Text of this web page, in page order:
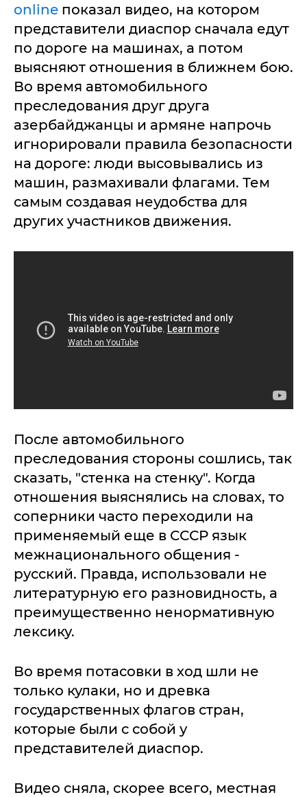
online показал видео, на котором
представители диаспор сначала едут
по дороге на машинах, а потом
выясняют отношения в ближнем бою.
Во время автомобильного
преследования друг друга
азербайджанцы и армяне напрочь
игнорировали правила безопасности
на дороге: люди высовывались из
машин, размахивали флагами. Тем
самым создавая неудобства для
других участников движения.
После автомобильного
преследования стороны сошлись, так
сказать, "стенка на стенку". Когда
отношения выяснялись на словах, то
соперники часто переходили на
применяемый еще в СССР язык
межнационального общения -
русский. Правда, использовали не
литературную его разновидность, а
преимущественно ненормативную
лексику.
Во время потасовки в ход шли не
только кулаки, но и древка
государственных флагов стран,
которые были с собой у
представителей диаспор.
Видео сняла, скорее всего, местная